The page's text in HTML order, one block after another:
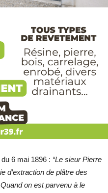
du 6 mai 1896 : “Le sieur Pierre
d’extraction de plâtre des
on est parvenu à le